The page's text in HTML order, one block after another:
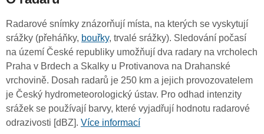
Radarové snímky znázorňují místa, na kterých se vyskytují
srážky (přeháňky, bouřky, trvalé srážky). Sledování počasí
na území České republiky umožňují dva radary na vrcholech
Praha v Brdech a Skalky u Protivanova na Drahanské
vrchovině. Dosah radarů je 250 km a jejich provozovatelem
je Český hydrometeorologický ústav. Pro odhad intenzity
srážek se používají barvy, které vyjadřují hodnotu radarové
odrazivosti [dBZ]. Více informací